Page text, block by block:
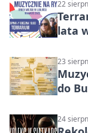
22
lata
23
do
24